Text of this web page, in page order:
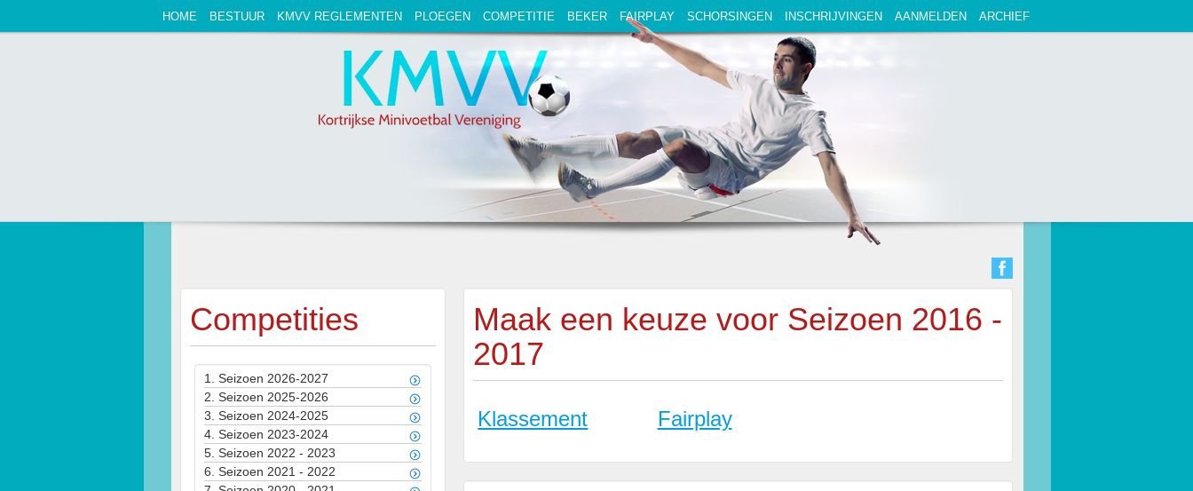
HOME BESTUUR KMVV REGLEMENTEN PLOEGEN COMPETITIE BEKER FAIRPLAY SCHORSINGEN INSCHRIJVINGEN AANMELDEN ARCHIEF
Competities
1. Seizoen 2026-2027
2. Seizoen 2025-2026
3. Seizoen 2024-2025
4. Seizoen 2023-2024
5. Seizoen 2022 - 2023
6. Seizoen 2021 - 2022
Maak een keuze voor Seizoen 2016 -
2017
Klassement Fairplay